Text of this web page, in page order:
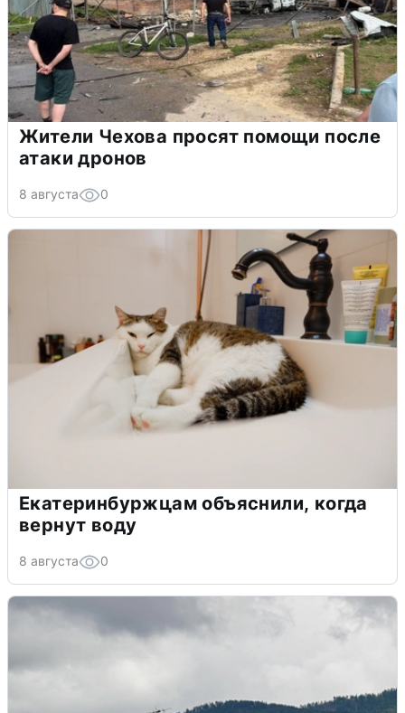
Жители Чехова просят помощи после
атаки дронов
8 августа 0
Екатеринбуржцам объяснили, когда
вернут воду
8 августа 0